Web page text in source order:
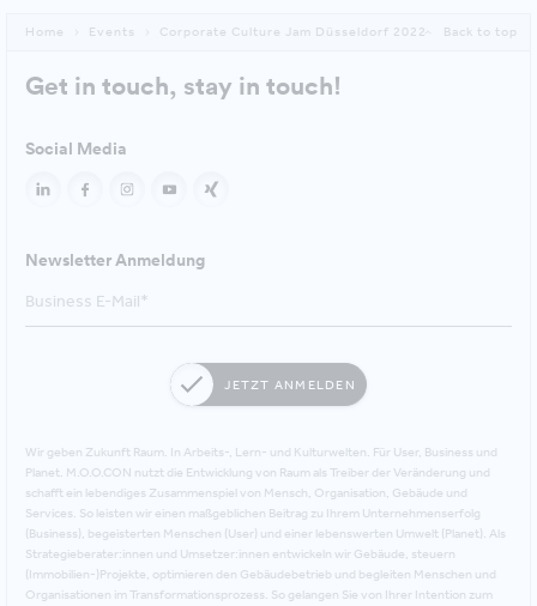
Home Events Corporate Culture Jam Düsseldorf 2022 Back to top
Get in touch, stay in touch!
Social Media
Newsletter Anmeldung
JETZT ANMELDEN
Wir geben Zukunft Raum. In Arbeits-, Lern- und Kulturwelten. Für User, Business und
Planet. M.O.O.CON nutzt die Entwicklung von Raum als Treiber der Veränderung und
schafft ein lebendiges Zusammenspiel von Mensch, Organisation, Gebäude und
Services. So leisten wir einen maßgeblichen Beitrag zu Ihrem Unternehmenserfolg
(Business), begeisterten Menschen (User) und einer lebenswerten Umwelt (Planet). Als
Strategieberater:innen und Umsetzer:innen entwickeln wir Gebäude, steuern
(Immobilien-)Projekte, optimieren den Gebäudebetrieb und begleiten Menschen und
Organisationen im Transformationsprozess. So gelangen Sie von Ihrer Intention zum